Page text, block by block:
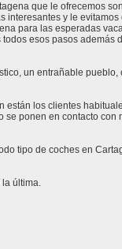
que le ofrecemos
interesantes y le
para las esperadas
esos pasos además
un entrañable pueblo,
están los clientes
ponen en contacto con
tipo de coches en
la última.